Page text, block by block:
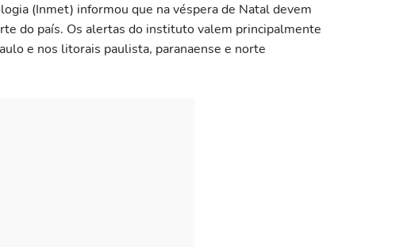
(Inmet) informou que na véspera de Natal devem
do país. Os alertas do instituto valem principalmente
e nos litorais paulista, paranaense e norte